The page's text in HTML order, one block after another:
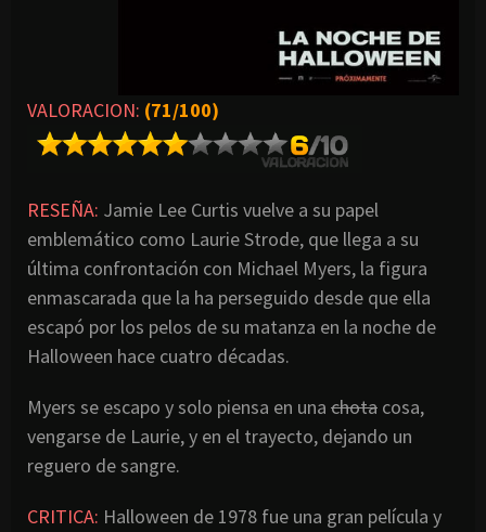
VALORACION: (71/100)
RESEÑA: Jamie Lee Curtis vuelve a su papel
emblemático como Laurie Strode, que llega a su
última confrontación con Michael Myers, la figura
enmascarada que la ha perseguido desde que ella
escapó por los pelos de su matanza en la noche de
Halloween hace cuatro décadas.
Myers se escapo y solo piensa en una chota cosa,
vengarse de Laurie, y en el trayecto, dejando un
reguero de sangre.
CRITICA: Halloween de 1978 fue una gran película y